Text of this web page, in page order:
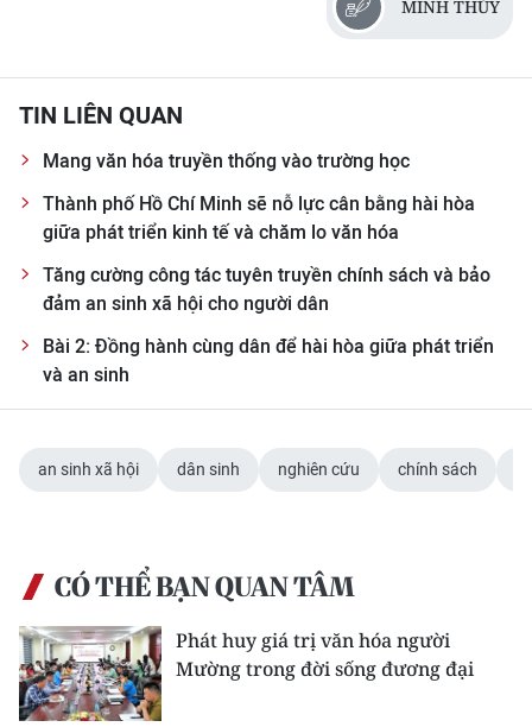
MINH THÚY
TIN LIÊN QUAN
Mang văn hóa truyền thống vào trường học
Thành phố Hồ Chí Minh sẽ nỗ lực cân bằng hài hòa
giữa phát triển kinh tế và chăm lo văn hóa
Tăng cường công tác tuyên truyền chính sách và bảo
đảm an sinh xã hội cho người dân
Bài 2: Đồng hành cùng dân để hài hòa giữa phát triển
và an sinh
an sinh xã hội dân sinh nghiên cứu chính sách
CÓ THỂ BẠN QUAN TÂM
Phát huy giá trị văn hóa người
Mường trong đời sống đương đại